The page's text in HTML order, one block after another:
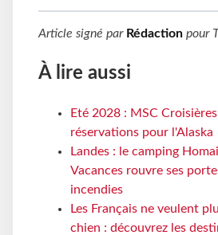
Article signé par Rédaction pour
À lire aussi
Eté 2028 : MSC
réservations pour l'Alaska
Landes : le camping
Vacances rouvre ses
incendies
Les Français ne veulent
chien : découvrez les